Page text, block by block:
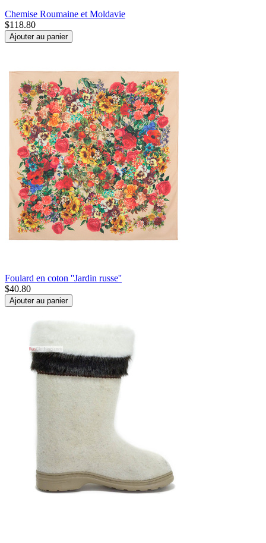
Chemise Roumaine et Moldavie
$118.80
Ajouter au panier
Foulard en coton ''Jardin russe''
$40.80
Ajouter au panier